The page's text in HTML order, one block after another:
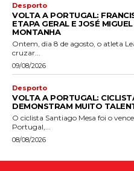
Desporto
VOLTA A PORTUGAL:
ETAPA GERAL E JOSÉ
MONTANHA
Ontem, dia 8 de agosto, o atleta
cruzar...
09/08/2026
Desporto
VOLTA A PORTUGAL:
DEMONSTRAM MUITO
O ciclista Santiago Mesa foi o
Portugal,...
08/08/2026